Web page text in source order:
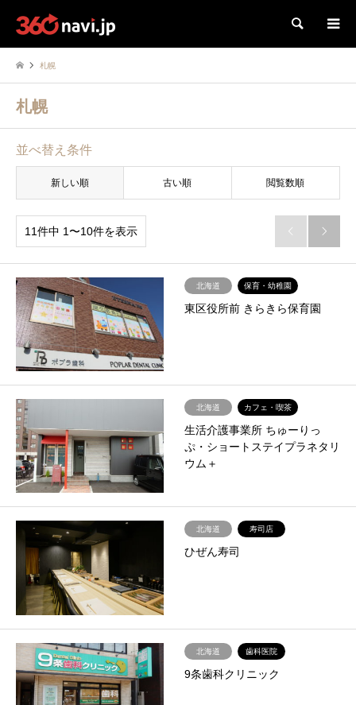
検索
札幌
札幌
並べ替え条件
新しい順 古い順 閲覧数順
11件中 1〜10件を表示  
北海道 保育・幼稚園
東区役所前 きらきら保育園
北海道 カフェ・喫茶
生活介護事業所 ちゅーりっ
ぷ・ショートステイプラネタリ
ウム＋
北海道 寿司店
ひぜん寿司
北海道 歯科医院
9条歯科クリニック